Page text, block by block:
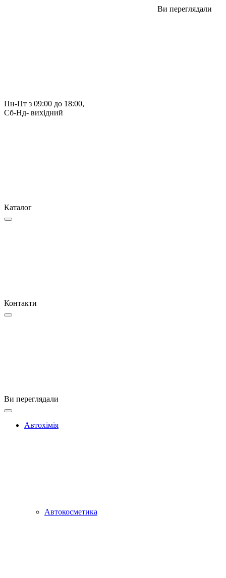
Ви переглядали
Пн-Пт з 09:00 до 18:00,
Сб-Нд- вихідний
Каталог
Контакти
Ви переглядали
Автохімія
Автокосметика